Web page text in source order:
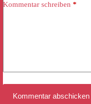
Kommentar schreiben *
Kommentar abschicken